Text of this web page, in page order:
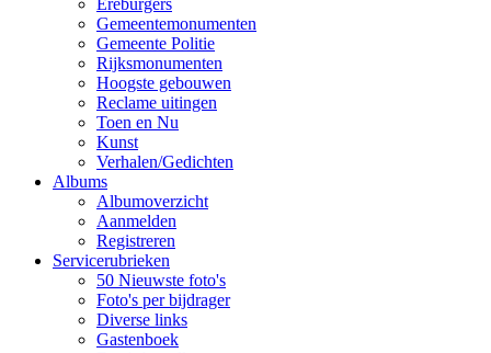
Ereburgers
Gemeentemonumenten
Gemeente Politie
Rijksmonumenten
Hoogste gebouwen
Reclame uitingen
Toen en Nu
Kunst
Verhalen/Gedichten
Albums
Albumoverzicht
Aanmelden
Registreren
Servicerubrieken
50 Nieuwste foto's
Foto's per bijdrager
Diverse links
Gastenboek